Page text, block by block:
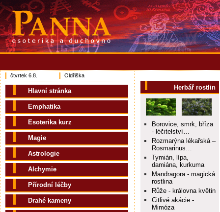
Herbář rostlin
Borovice, smrk, bříza
- léčitelství…
Rozmarýna lékařská –
Rosmarinus…
Tymián, lípa,
damiána, kurkuma
Mandragora - magická
rostlina
Růže - královna květin
Citlivé akácie -
Mimóza
čtvrtek 6.8. Oldřiška
Hlavní stránka
Emphatika
Esoterika kurz
Magie
Astrologie
Alchymie
Přírodní léčby
Drahé kameny